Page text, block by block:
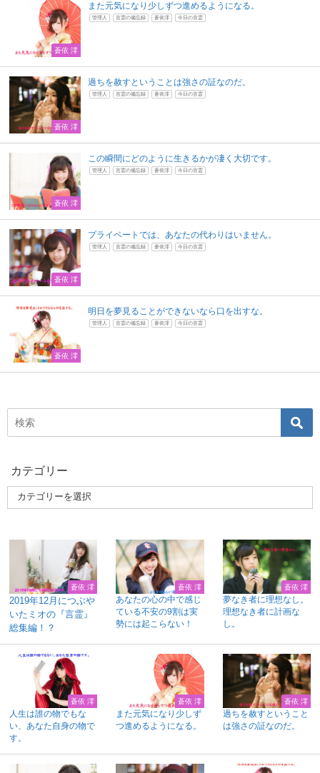
蒼依 澪
また元気になり少しずつ進めるようになる。
管理人 言霊の備忘録 蒼依澪 今日の言霊
蒼依 澪
過ちを赦すということは強さの証なのだ。
管理人 言霊の備忘録 蒼依澪 今日の言霊
蒼依 澪
この瞬間にどのように生きるかが凄く大切です。
管理人 言霊の備忘録 蒼依澪 今日の言霊
蒼依 澪
プライベートでは、あなたの代わりはいません。
管理人 言霊の備忘録 蒼依澪 今日の言霊
蒼依 澪
明日を夢見ることができないなら口を出すな。
管理人 言霊の備忘録 蒼依澪 今日の言霊
カテゴリー
蒼依 澪
2019年12月につぶや
いたミオの『言霊』
総集編！？
蒼依 澪
あなたの心の中で感じ
ている不安の9割は実
勢には起こらない！
蒼依 澪
夢なき者に理想なし。
理想なき者に計画な
し。
蒼依 澪
人生は誰の物でもな
い、あなた自身の物で
す。
蒼依 澪
また元気になり少しず
つ進めるようになる。
蒼依 澪
過ちを赦すということ
は強さの証なのだ。